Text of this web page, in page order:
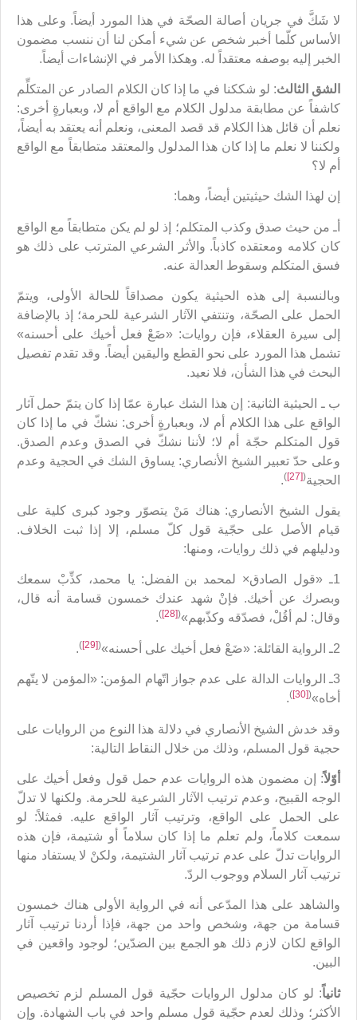
لا شَكَّ في جريان أصالة الصحّة في هذا المورد أيضاً. وعلى هذا
الأساس كلّما أخبر شخص عن شيء أمكن لنا أن ننسب مضمون
الخبر إليه بوصفه معتقداً له. وهكذا الأمر في الإنشاءات أيضاً.
الشق الثالث: لو شككنا في ما إذا كان الكلام الصادر عن المتكلِّم
كاشفاً عن مطابقة مدلول الكلام مع الواقع أم لا، وبعبارةٍ أخرى:
نعلم أن قائل هذا الكلام قد قصد المعنى، ونعلم أنه يعتقد به أيضاً،
ولكننا لا نعلم ما إذا كان هذا المدلول والمعتقد متطابقاً مع الواقع
أم لا؟
إن لهذا الشك حيثيتين أيضاً، وهما:
أـ من حيث صدق وكذب المتكلم؛ إذ لو لم يكن متطابقاً مع الواقع
كان كلامه ومعتقده كاذباً. والأثر الشرعي المترتب على ذلك هو
فسق المتكلم وسقوط العدالة عنه.
وبالنسبة إلى هذه الحيثية يكون مصداقاً للحالة الأولى، ويتمّ
الحمل على الصحّة، وتنتفي الآثار الشرعية للحرمة؛ إذ بالإضافة
إلى سيرة العقلاء، فإن روايات: «ضَعْ فعل أخيك على أحسنه»
تشمل هذا المورد على نحو القطع واليقين أيضاً. وقد تقدم تفصيل
البحث في هذا الشأن، فلا نعيد.
ب ـ الحيثية الثانية: إن هذا الشك عبارة عمّا إذا كان يتمّ حمل آثار
الواقع على هذا الكلام أم لا، وبعبارةٍ أخرى: نشكّ في ما إذا كان
قول المتكلم حجّة أم لا؛ لأننا نشكّ في الصدق وعدم الصدق.
وعلى حدّ تعبير الشيخ الأنصاري: يساوق الشك في الحجية وعدم
الحجية(
[27]
)
.
يقول الشيخ الأنصاري: هناك مَنْ يتصوّر وجود كبرى كلية على
قيام الأصل على حجّية قول كلّ مسلم، إلا إذا ثبت الخلاف.
ودليلهم في ذلك روايات، ومنها:
1ـ «قول الصادق× لمحمد بن الفضل: يا محمد، كذِّبْ سمعك
وبصرك عن أخيك. فإنْ شهد عندك خمسون قسامة أنه قال،
وقال: لم أقُلْ، فصدّقه وكذّبهم»(
[28]
)
.
2ـ الرواية القائلة: «ضَعْ فعل أخيك على أحسنه» (
[29]
)
.
3ـ الروايات الدالة على عدم جواز اتّهام المؤمن: «المؤمن لا يتّهم
أخاه»(
[30]
)
.
وقد خدش الشيخ الأنصاري في دلالة هذا النوع من الروايات على
حجية قول المسلم، وذلك من خلال النقاط التالية:
أوّلاً: إن مضمون هذه الروايات عدم حمل قول وفعل أخيك على
الوجه القبيح، وعدم ترتيب الآثار الشرعية للحرمة. ولكنها لا تدلّ
على الحمل على الواقع، وترتيب آثار الواقع عليه. فمثلاً: لو
سمعت كلاماً، ولم تعلم ما إذا كان سلاماً أو شتيمة، فإن هذه
الروايات تدلّ على عدم ترتيب آثار الشتيمة، ولكنْ لا يستفاد منها
ترتيب آثار السلام ووجوب الردّ.
والشاهد على هذا المدّعى أنه في الرواية الأولى هناك خمسون
قسامة من جهة، وشخص واحد من جهة، فإذا أردنا ترتيب آثار
الواقع لكان لازم ذلك هو الجمع بين الضدّين؛ لوجود واقعين في
البين.
ثانياً: لو كان مدلول الروايات حجّية قول المسلم لزم تخصيص
الأكثر؛ وذلك لعدم حجّية قول مسلم واحد في باب الشهادة. وإن